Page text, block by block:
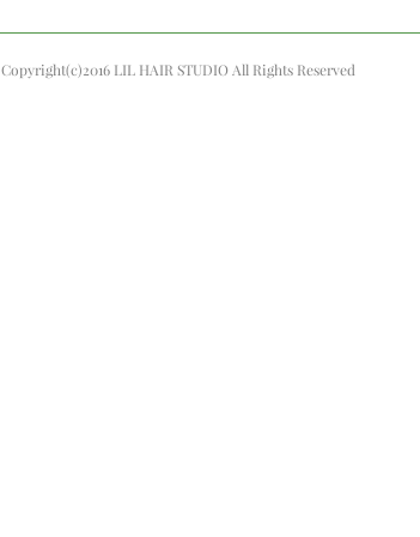
Copyright(c)2016 LIL HAIR STUDIO All Rights Reserved